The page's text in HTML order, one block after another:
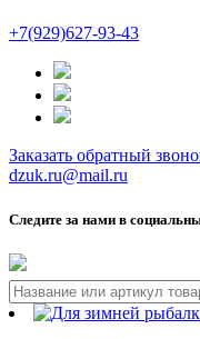
+7(929)627-93-43
Заказать обратный
dzuk.ru@mail.ru
Следите за нами в